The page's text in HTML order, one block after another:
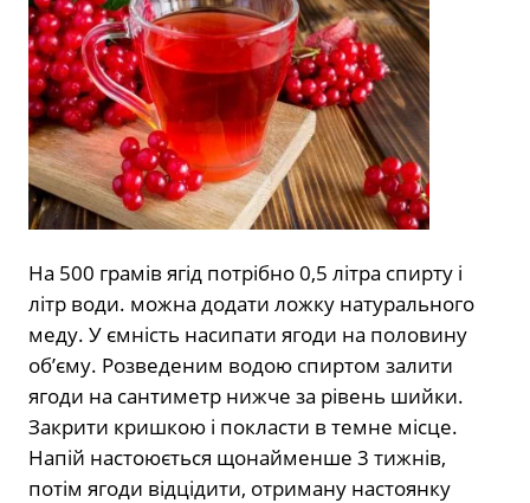
На 500 грамів ягід потрібно 0,5 літра спирту і
літр води. можна додати ложку натурального
меду. У ємність насипати ягоди на половину
об’єму. Розведеним водою спиртом залити
ягоди на сантиметр нижче за рівень шийки.
Закрити кришкою і покласти в темне місце.
Напій настоюється щонайменше 3 тижнів,
потім ягоди відцідити, отриману настоянку